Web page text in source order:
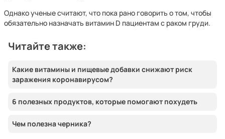
Однако ученые считают, что пока рано говорить о том, чтобы
обязательно назначать витамин D пациентам с раком груди.
Читайте также:
Какие витамины и пищевые добавки снижают риск
заражения коронавирусом?
6 полезных продуктов, которые помогают похудеть
Чем полезна черника?